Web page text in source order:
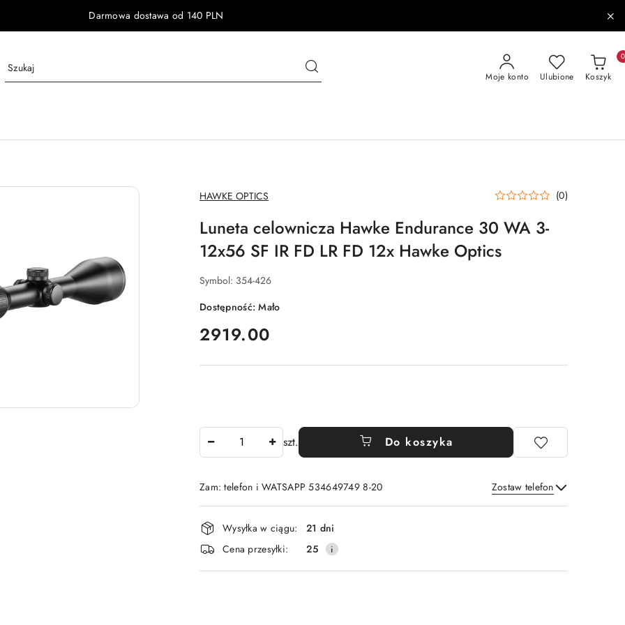
Darmowa dostawa od 140 PLN
Moje konto Ulubione Koszyk
0
NAZWA
PRODUCENTA:
HAWKE OPTICS (0)
Luneta celownicza Hawke Endurance 30 WA 3-
12x56 SF IR FD LR FD 12x Hawke Optics
Symbol: 354-426
Dostępność:Mało
cena:
2919.00
szt. Do koszyka
Zam: telefon i WATSAPP 534649749 8-20 Zostaw telefon
Wyślij
Dostępność
i
dostawa
Wysyłka w ciągu:
21 dni
Cena przesyłki:
25